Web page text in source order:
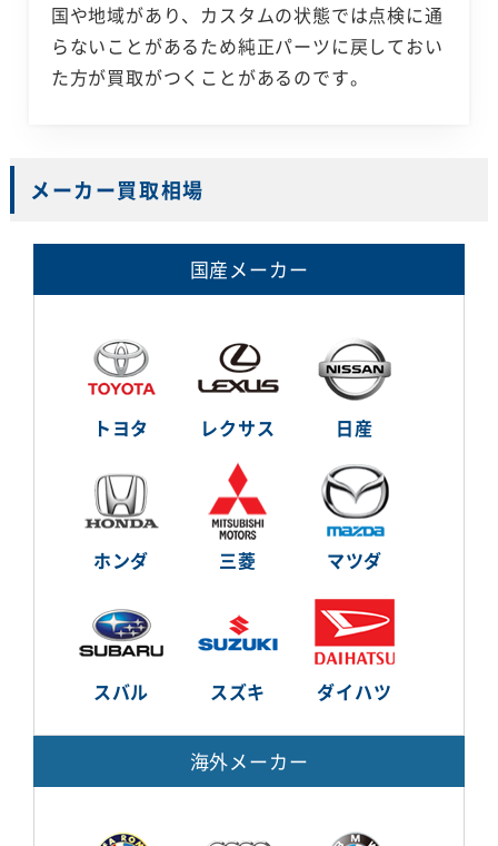
国や地域があり、カスタムの状態では点検に通
らないことがあるため純正パーツに戻しておい
た方が買取がつくことがあるのです。
メーカー買取相場
国産メーカー
トヨタ レクサス 日産
ホンダ 三菱 マツダ
スバル スズキ ダイハツ
海外メーカー